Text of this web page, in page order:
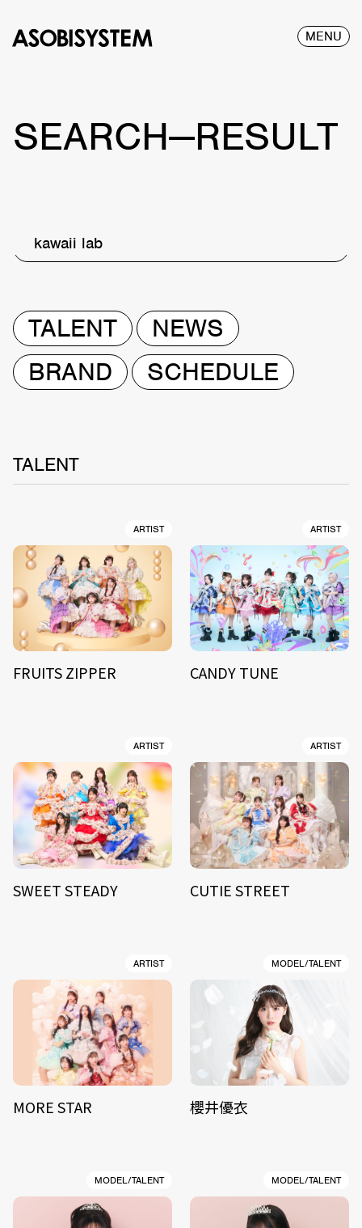
MENU
SEARCH—RESULT
kawaii lab
TALENT
NEWS
BRAND
SCHEDULE
TALENT
ARTIST
FRUITS ZIPPER
ARTIST
CANDY TUNE
ARTIST
SWEET STEADY
ARTIST
CUTIE STREET
ARTIST
MORE STAR
MODEL/TALENT
櫻井優衣
MODEL/TALENT MODEL/TALENT